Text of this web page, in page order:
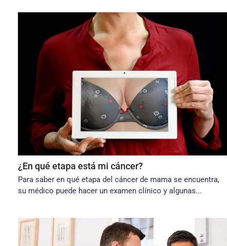
¿En qué etapa está mi cáncer?
Para saber en qué etapa del cáncer de mama se encuentra,
su médico puede hacer un examen clínico y algunas...